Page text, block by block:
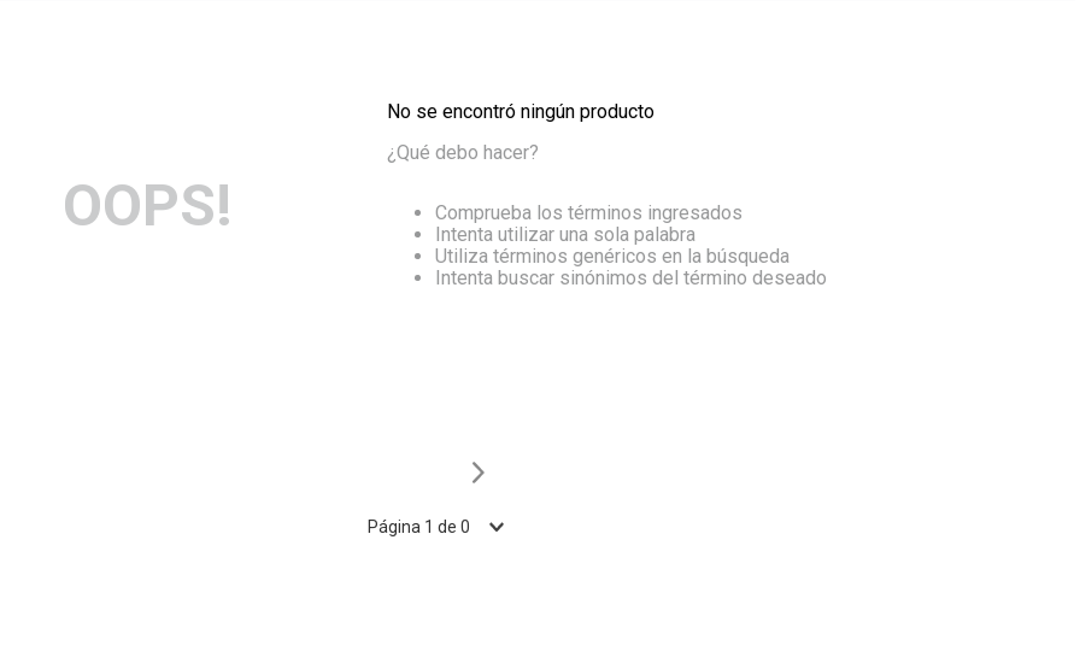
OOPS!
No se encontró ningún producto
¿Qué debo hacer?
Comprueba los términos ingresados
Intenta utilizar una sola palabra
Utiliza términos genéricos en la búsqueda
Intenta buscar sinónimos del término deseado
Página 1 de 0